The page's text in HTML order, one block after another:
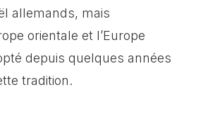
allemands, mais
orientale et l’Europe
depuis quelques années
tradition.